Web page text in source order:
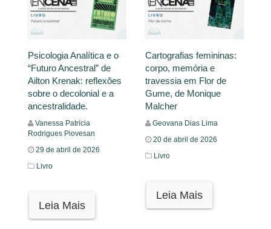
Psicologia Analítica e o
“Futuro Ancestral” de
Ailton Krenak: reflexões
sobre o decolonial e a
ancestralidade.
Vanessa Patrícia
Rodrigues Piovesan
29 de abril de 2026
Livro
Leia Mais
Cartografias femininas:
corpo, memória e
travessia em Flor de
Gume, de Monique
Malcher
Geovana Dias Lima
20 de abril de 2026
Livro
Leia Mais